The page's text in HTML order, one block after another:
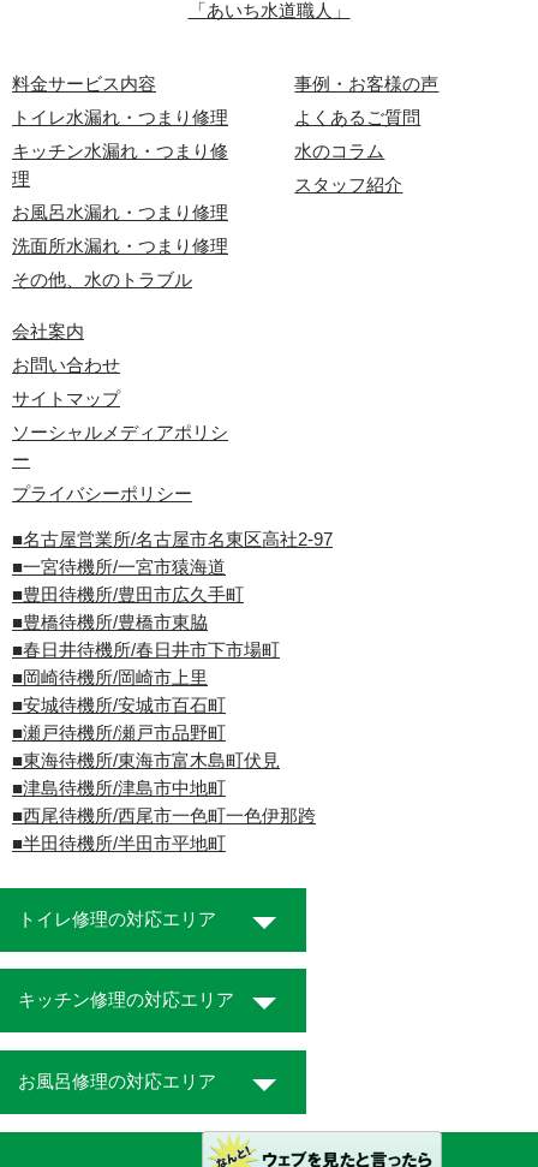
「あいち水道職人」
料金サービス内容
トイレ水漏れ・つまり修理
キッチン水漏れ・つまり修
理
お風呂水漏れ・つまり修理
洗面所水漏れ・つまり修理
その他、水のトラブル
事例・お客様の声
よくあるご質問
水のコラム
スタッフ紹介
会社案内
お問い合わせ
サイトマップ
ソーシャルメディアポリシ
ー
プライバシーポリシー
■名古屋営業所/名古屋市名東区高社2-97
■一宮待機所/一宮市猿海道
■豊田待機所/豊田市広久手町
■豊橋待機所/豊橋市東脇
■春日井待機所/春日井市下市場町
■岡崎待機所/岡崎市上里
■安城待機所/安城市百石町
■瀬戸待機所/瀬戸市品野町
■東海待機所/東海市富木島町伏見
■津島待機所/津島市中地町
■西尾待機所/西尾市一色町一色伊那跨
■半田待機所/半田市平地町
トイレ修理の対応エリア
キッチン修理の対応エリア
お風呂修理の対応エリア